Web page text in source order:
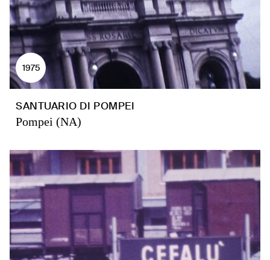
1975
SANTUARIO DI POMPEI
Pompei (NA)